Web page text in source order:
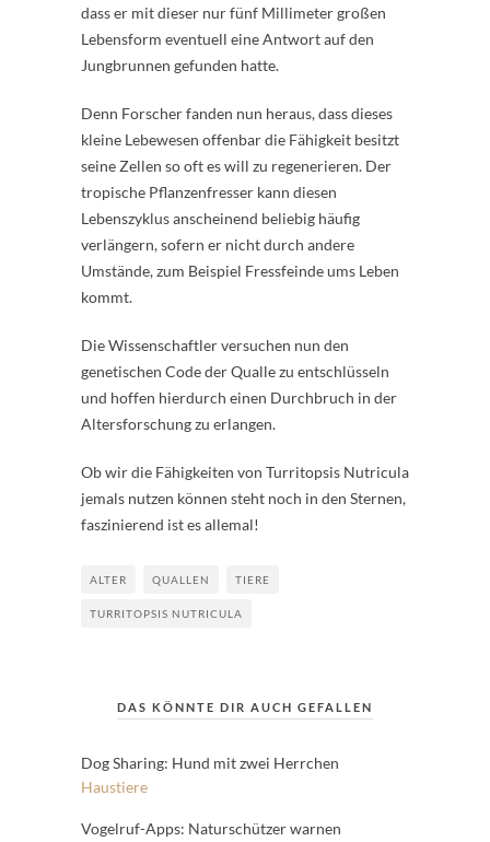
dass er mit dieser nur fünf Millimeter großen
Lebensform eventuell eine Antwort auf den
Jungbrunnen gefunden hatte.
Denn Forscher fanden nun heraus, dass dieses
kleine Lebewesen offenbar die Fähigkeit besitzt
seine Zellen so oft es will zu regenerieren. Der
tropische Pflanzenfresser kann diesen
Lebenszyklus anscheinend beliebig häufig
verlängern, sofern er nicht durch andere
Umstände, zum Beispiel Fressfeinde ums Leben
kommt.
Die Wissenschaftler versuchen nun den
genetischen Code der Qualle zu entschlüsseln
und hoffen hierdurch einen Durchbruch in der
Altersforschung zu erlangen.
Ob wir die Fähigkeiten von Turritopsis Nutricula
jemals nutzen können steht noch in den Sternen,
faszinierend ist es allemal!
ALTER QUALLEN TIERE
TURRITOPSIS NUTRICULA
DAS KÖNNTE DIR AUCH GEFALLEN
Dog Sharing: Hund mit zwei Herrchen
Haustiere
Vogelruf-Apps: Naturschützer warnen